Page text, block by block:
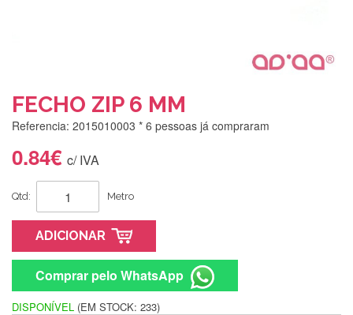
FECHO ZIP 6 MM
Referencia: 2015010003 * 6 pessoas já compraram
0.84€ c/ IVA
Qtd: Metro
ADICIONAR
Comprar pelo WhatsApp
DISPONÍVEL (EM STOCK: 233)